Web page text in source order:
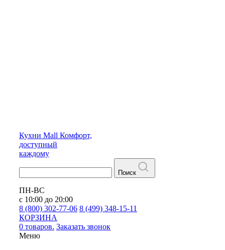
Кухни Mall Комфорт,
доступный
каждому
Поиск
ПН-ВС
с 10:00 до 20:00
8 (800) 302-77-06 8 (499) 348-15-11
КОРЗИНА
0 товаров. Заказать звонок
Меню